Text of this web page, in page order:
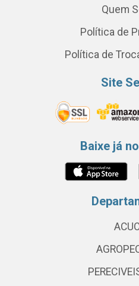
Quem
Política de
Política de
Site
Baixe já